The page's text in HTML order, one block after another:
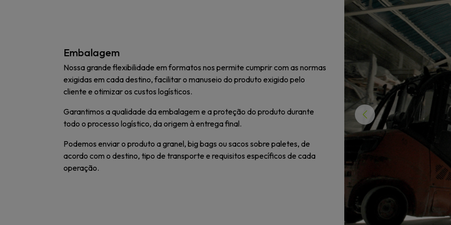
Embalagem
Nossa grande flexibilidade em formatos nos permite cumprir com as normas
exigidas em cada destino, facilitar o manuseio do produto exigido pelo
cliente e otimizar os custos logísticos.
Garantimos a qualidade da embalagem e a proteção do produto durante
todo o processo logístico, da origem à entrega final.
Podemos enviar o produto a granel, big bags ou sacos sobre paletes, de
acordo com o destino, tipo de transporte e requisitos específicos de cada
operação.
Previous